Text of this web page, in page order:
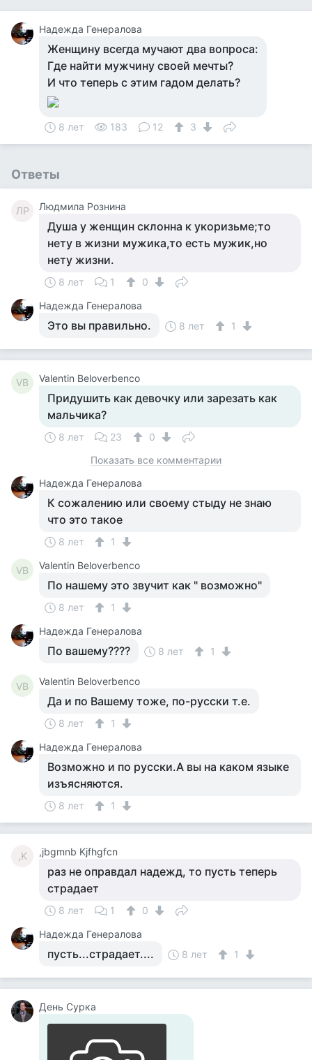
Надежда Генералова
Женщину всегда мучают два вопроса:
Где найти мужчину своей мечты?
И что теперь с этим гадом делать?
8 лет 183 12 3
Ответы
ЛР Людмила Рознина
Душа у женщин склонна к укоризьме;то
нету в жизни мужика,то есть мужик,но
нету жизни.
8 лет 1
0
Надежда Генералова
Это вы правильно. 8 лет 1
VB Valentin Beloverbenco
Придушить как девочку или зарезать как
мальчика?
8 лет 23
0
Показать все комментарии
Надежда Генералова
К сожалению или своему стыду не знаю
что это такое
8 лет 1
VB Valentin Beloverbenco
По нашему это звучит как " возможно"
8 лет
1
Надежда Генералова
По вашему???? 8 лет 1
VB Valentin Beloverbenco
Да и по Вашему тоже, по-русски т.е.
8 лет
1
Надежда Генералова
Возможно и по русски.А вы на каком языке
изъясняются.
8 лет 1
,K ,jbgmnb Kjfhgfcn
раз не оправдал надежд, то пусть теперь
страдает
8 лет 1
0
Надежда Генералова
пусть...страдает.... 8 лет 1
День Сурка